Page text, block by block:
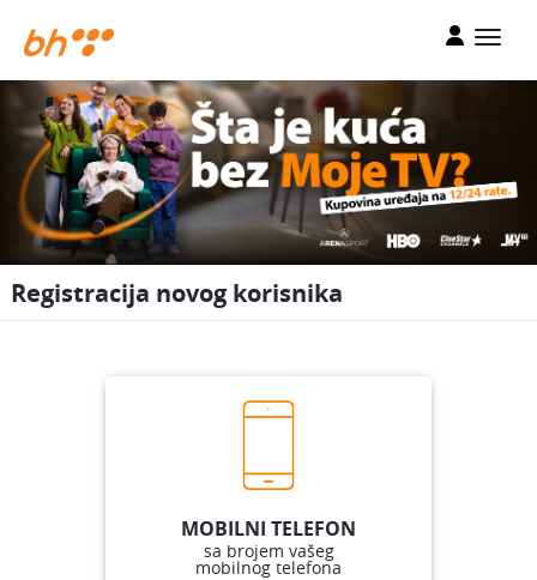
Registracija novog korisnika
MOBILNI TELEFON
sa brojem vašeg
mobilnog telefona